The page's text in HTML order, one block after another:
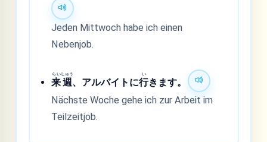
Jeden Mittwoch habe ich einen
Nebenjob.
来
らい
週
しゅう
、アルバイトに行
い
きます。
Nächste Woche gehe ich zur Arbeit im
Teilzeitjob.